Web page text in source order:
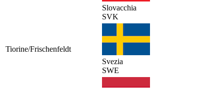
Slovacchia
SVK
Tiorine/Frischenfeldt
Svezia
SWE